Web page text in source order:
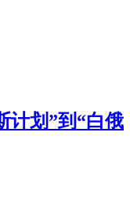
计划”到“白俄